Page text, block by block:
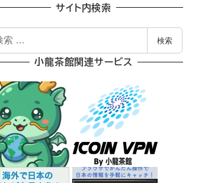
サイト内検索
検索
小龍茶館関連サービス